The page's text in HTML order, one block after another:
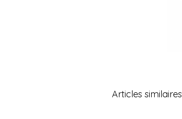
Articles similaires